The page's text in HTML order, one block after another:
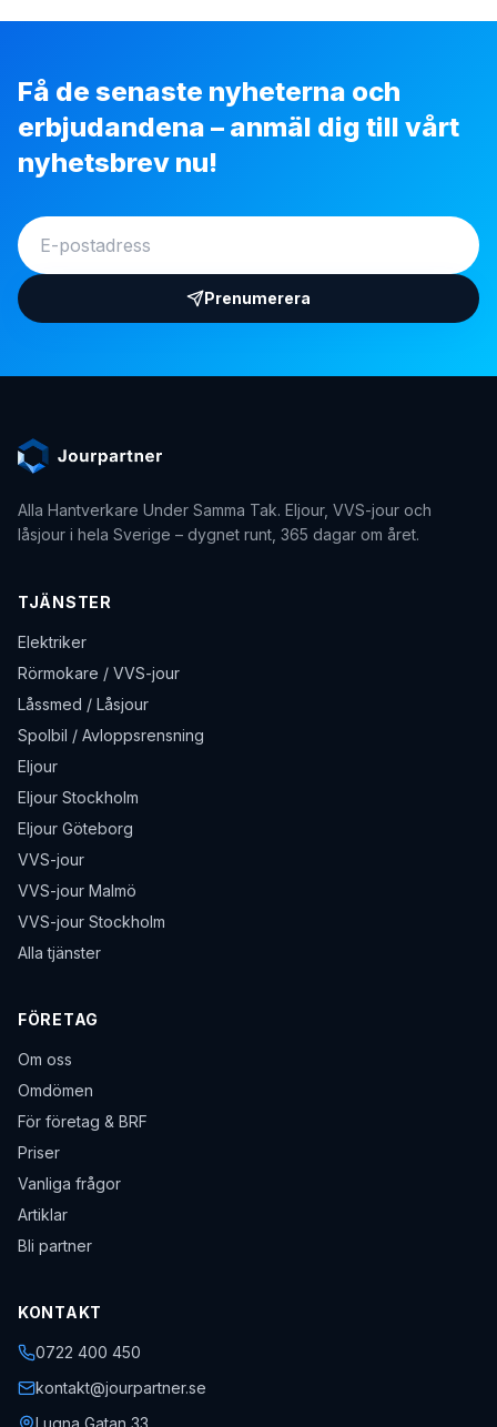
Få de senaste nyheterna och
erbjudandena – anmäl dig till vårt
nyhetsbrev nu!
Prenumerera
Alla Hantverkare Under Samma Tak. Eljour, VVS-jour och
låsjour i hela Sverige – dygnet runt, 365 dagar om året.
TJÄNSTER
Elektriker
Rörmokare / VVS-jour
Låssmed / Låsjour
Spolbil / Avloppsrensning
Eljour
Eljour Stockholm
Eljour Göteborg
VVS-jour
VVS-jour Malmö
VVS-jour Stockholm
Alla tjänster
FÖRETAG
Om oss
Omdömen
För företag & BRF
Priser
Vanliga frågor
Artiklar
Bli partner
KONTAKT
0722 400 450
kontakt@jourpartner.se
Lugna Gatan 33